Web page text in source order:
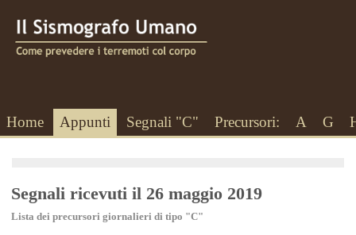
Home Appunti Segnali "C" Precursori: A G
Segnali ricevuti il 26 maggio 2019
Lista dei precursori giornalieri di tipo "C"